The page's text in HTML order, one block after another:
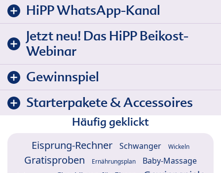
HiPP WhatsApp-Kanal
Jetzt neu! Das HiPP Beikost-
Webinar
Gewinnspiel
Starterpakete & Accessoires
Häufig geklickt
Eisprung-Rechner Schwanger Wickeln
Gratisproben Ernährungsplan Baby-Massage